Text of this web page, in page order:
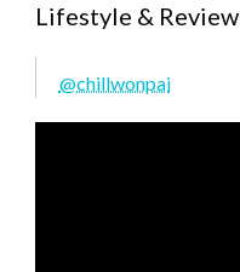
Lifestyle & Review
@chillwonpai